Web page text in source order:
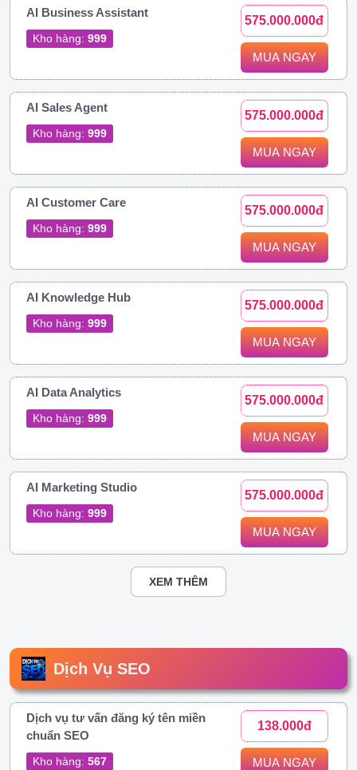
AI Business Assistant
Kho hàng: 999
575.000.000đ
MUA NGAY
AI Sales Agent
Kho hàng: 999
575.000.000đ
MUA NGAY
AI Customer Care
Kho hàng: 999
575.000.000đ
MUA NGAY
AI Knowledge Hub
Kho hàng: 999
575.000.000đ
MUA NGAY
AI Data Analytics
Kho hàng: 999
575.000.000đ
MUA NGAY
AI Marketing Studio
Kho hàng: 999
575.000.000đ
MUA NGAY
XEM THÊM
Dịch Vụ SEO
Dịch vụ tư vấn đăng ký tên miền
chuẩn SEO
Kho hàng: 567
138.000đ
MUA NGAY